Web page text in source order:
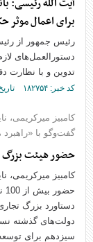
برای اعمال موثر
رئیس جمهور از
دستورالعمل‌های
تدوین و با نظارت
کد خبر: ۱۸۲۷۵۴ تاریخ انتشار : ۱۴۰۲/۰۲/۱۶
کامبیز میرکریمی،
گفت‌وگو با
حضور هیئت بزرگ
کامبیز میرکریمی،
دستاورد بزرگ
دولت‌های گذشته
سیزدهم برای